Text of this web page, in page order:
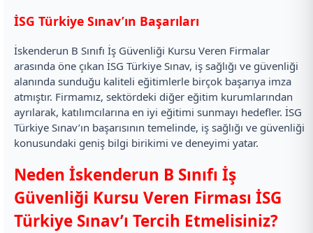
İSG Türkiye Sınav’ın Başarıları
İskenderun B Sınıfı İş Güvenliği Kursu Veren Firmalar
arasında öne çıkan İSG Türkiye Sınav, iş sağlığı ve güvenliği
alanında sunduğu kaliteli eğitimlerle birçok başarıya imza
atmıştır. Firmamız, sektördeki diğer eğitim kurumlarından
ayrılarak, katılımcılarına en iyi eğitimi sunmayı hedefler. İSG
Türkiye Sınav’ın başarısının temelinde, iş sağlığı ve güvenliği
konusundaki geniş bilgi birikimi ve deneyimi yatar.
Neden İskenderun B Sınıfı İş
Güvenliği Kursu Veren Firması İSG
Türkiye Sınav’ı Tercih Etmelisiniz?